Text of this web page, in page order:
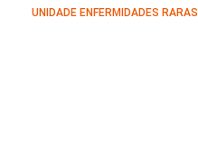
UNIDADE ENFERMIDADES RARAS